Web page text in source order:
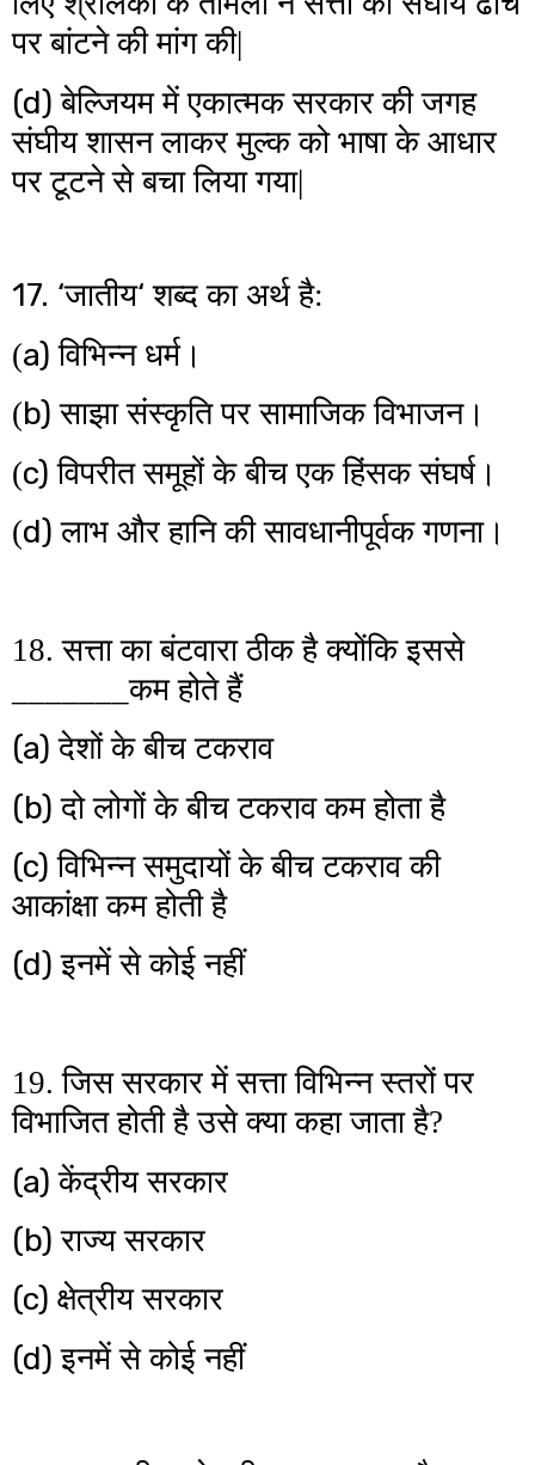
पर बांटने की मांग की|
(d)बेल्जियम में एकात्मक सरकार की जगह
संघीय शासन लाकर मुल्क को भाषा के आधार
पर टूटने से बचा लिया गया|
17. ‘जातीय‘शब्द का अर्थ है:
(a) विभिन्न धर्म।
(b) साझा संस्कृति पर सामाजिक विभाजन।
(c) विपरीत समूहों के बीच एक हिंसक संघर्ष।
(d) लाभ और हानि की सावधानीपूर्वक गणना।
18. सत्ता का बंटवारा ठीक है क्योंकि इससे
_______कम होते हैं
(a)देशों के बीच टकराव
(b)दो लोगों के बीच टकराव कम होता है
(c)विभिन्न समुदायों के बीच टकराव की
आकांक्षा कम होती है
(d)इनमें से कोई नहीं
19. जिस सरकार में सत्ता विभिन्न स्तरों पर
विभाजित होती है उसे क्या कहा जाता है?
(a)केंद्रीय सरकार
(b)राज्य सरकार
(c) क्षेत्रीय सरकार
(d)इनमें से कोई नहीं